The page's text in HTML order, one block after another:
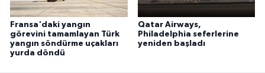
Fransa'daki yangın
görevini tamamlayan Türk
yangın söndürme uçakları
yurda döndü
Qatar Airways,
Philadelphia seferlerine
yeniden başladı